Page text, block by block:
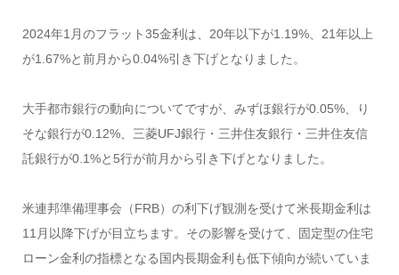
2024年1月のフラット35金利は、20年以下が1.19%、21年以上
が1.67%と前月から0.04%引き下げとなりました。
大手都市銀行の動向についてですが、みずほ銀行が0.05%、り
そな銀行が0.12%、三菱UFJ銀行・三井住友銀行・三井住友信
託銀行が0.1%と5行が前月から引き下げとなりました。
米連邦準備理事会（FRB）の利下げ観測を受けて米長期金利は
11月以降下げが目立ちます。その影響を受けて、固定型の住宅
ローン金利の指標となる国内長期金利も低下傾向が続いていま